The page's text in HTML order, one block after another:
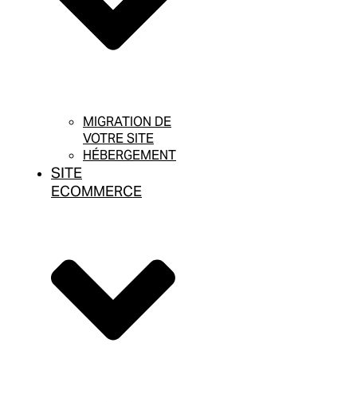
MIGRATION DE
VOTRE SITE
HÉBERGEMENT
SITE
ECOMMERCE